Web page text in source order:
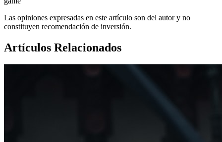
Las opiniones expresadas en este artículo son del autor y no
constituyen recomendación de inversión.
Artículos Relacionados